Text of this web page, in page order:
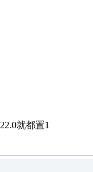
就都置1